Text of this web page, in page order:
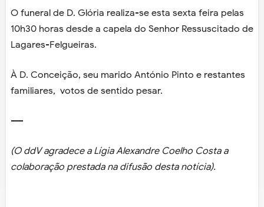
O funeral de D. Glória realiza-se esta sexta feira pelas
10h30 horas desde a capela do Senhor Ressuscitado de
Lagares-Felgueiras.
À D. Conceição, seu marido António Pinto e restantes
familiares, votos de sentido pesar.
----
(O ddV agradece a Lígia Alexandre Coelho Costa a
colaboração prestada na difusão desta notícia).